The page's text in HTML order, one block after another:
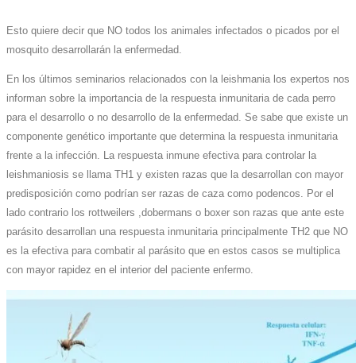
Esto quiere decir que NO todos los animales infectados o picados por el
mosquito desarrollarán la enfermedad.
En los últimos seminarios relacionados con la leishmania los expertos nos
informan sobre la importancia de la respuesta inmunitaria de cada perro
para el desarrollo o no desarrollo de la enfermedad. Se sabe que existe un
componente genético importante que determina la respuesta inmunitaria
frente a la infección. La respuesta inmune efectiva para controlar la
leishmaniosis se llama TH1 y existen razas que la desarrollan con mayor
predisposición como podrían ser razas de caza como podencos. Por el
lado contrario los rottweilers ,dobermans o boxer son razas que ante este
parásito desarrollan una respuesta inmunitaria principalmente TH2 que NO
es la efectiva para combatir al parásito que en estos casos se multiplica
con mayor rapidez en el interior del paciente enfermo.